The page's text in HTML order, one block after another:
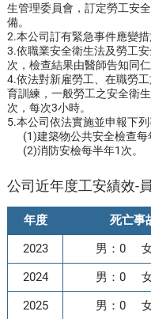
生管理委員會，訂定勞工安
備。
2.本公司訂有緊急事件應變措
3.依職業安全衛生法及勞工
次，檢查結果由醫師告知同仁
4.依法對新雇勞工、在職勞
育訓練，一般勞工之安全衛
次，每次3小時。
5.本公司依法實施並申報下
(1)建築物公共安全檢查每
(2)消防安檢每半年1次。
公司近年度工安績效-
年度 死亡事
2023
男：0
2024
男：0
2025
男：0